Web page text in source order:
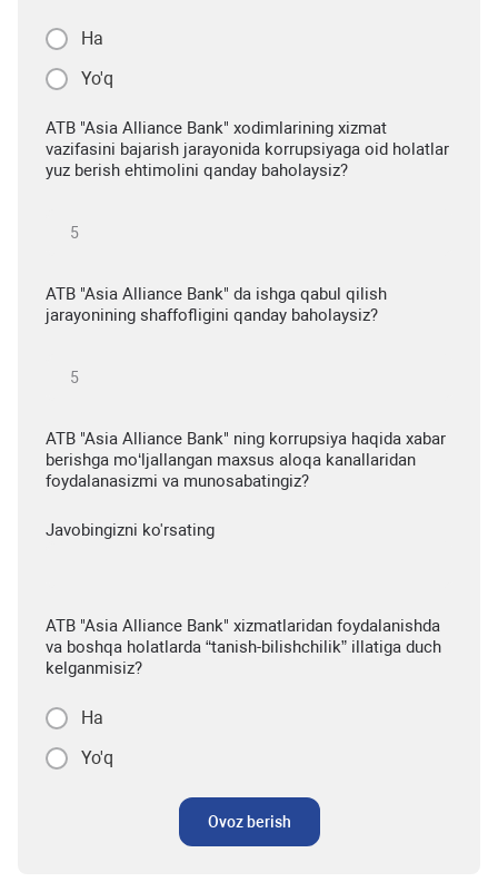
Ha
Yo'q
ATB "Asia Alliance Bank" xodimlarining xizmat
vazifasini bajarish jarayonida korrupsiyaga oid holatlar
yuz berish ehtimolini qanday baholaysiz?
ATB "Asia Alliance Bank" da ishga qabul qilish
jarayonining shaffofligini qanday baholaysiz?
ATB "Asia Alliance Bank" ning korrupsiya haqida xabar
berishga mo‘ljallangan maxsus aloqa kanallaridan
foydalanasizmi va munosabatingiz?
Javobingizni ko'rsating
ATB "Asia Alliance Bank" xizmatlaridan foydalanishda
va boshqa holatlarda “tanish-bilishchilik” illatiga duch
kelganmisiz?
Ha
Yo'q
Ovoz berish